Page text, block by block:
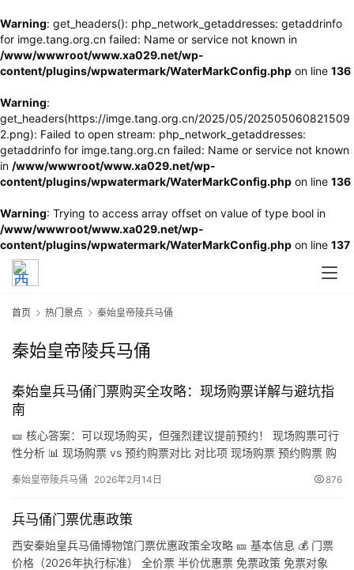
Warning: get_headers(): php_network_getaddresses: getaddrinfo
for imge.tang.org.cn failed: Name or service not known in
/www/wwwroot/www.xa029.net/wp-
content/plugins/wpwatermark/WaterMarkConfig.php on line 136
Warning:
get_headers(https://imge.tang.org.cn/2025/05/202505060821509
2.png): Failed to open stream: php_network_getaddresses:
getaddrinfo for imge.tang.org.cn failed: Name or service not known
in /www/wwwroot/www.xa029.net/wp-
content/plugins/wpwatermark/WaterMarkConfig.php on line 136
Warning: Trying to access array offset on value of type bool in
/www/wwwroot/www.xa029.net/wp-
content/plugins/wpwatermark/WaterMarkConfig.php on line 137
首页 热门景点 秦始皇帝陵兵马俑
秦始皇帝陵兵马俑
秦始皇兵马俑门票购买全攻略：现场购票详解与避坑指
南
🎫 核心答案：可以现场购买，但强烈建议提前预约！ 现场购票可行
性分析 📊 现场购票 vs 预约购票对比 对比项 现场购票 预约购票 购
止） 提前1-7天 排队时间​ 旺季1-3小时，淡季30分钟 几乎无需排队
上网的游客…
秦始皇帝陵兵马俑 2026年2月14日 876
兵马俑门票优惠政策
西安秦始皇兵马俑博物馆门票优惠政策全攻略 🎫 基本信息 💰 门票
价格（2026年执行标准） 全价票 半价优惠票 免票政策 免票对象